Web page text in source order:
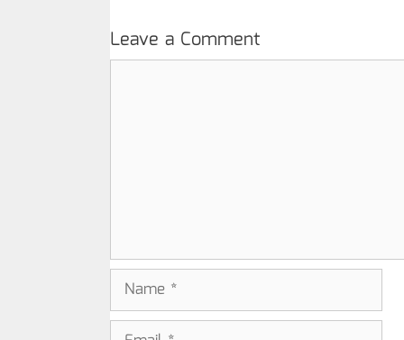
Leave a Comment
Name
Email